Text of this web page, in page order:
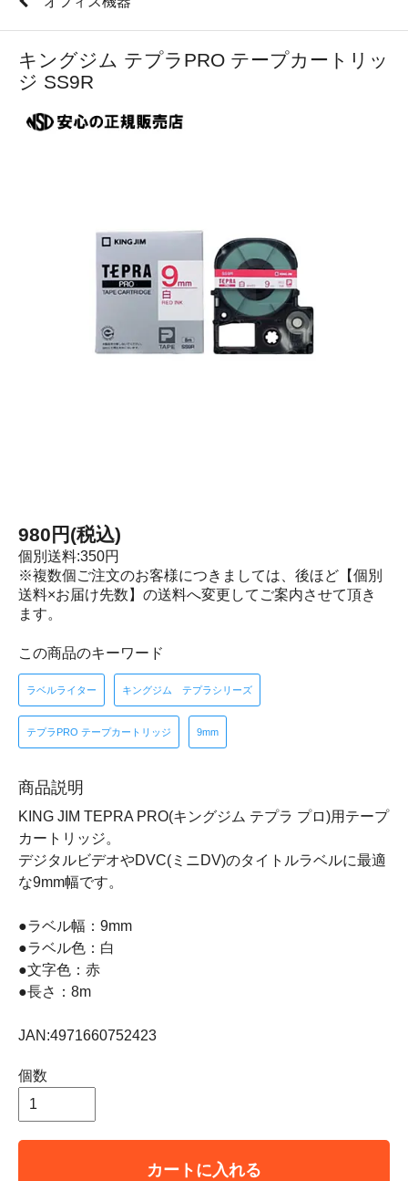
キングジム テプラPRO テープカートリッ
ジ SS9R
980円(税込)
個別送料:350円
※複数個ご注文のお客様につきましては、後ほど【個別
送料×お届け先数】の送料へ変更してご案内させて頂き
ます。
この商品のキーワード
ラベルライター キングジム テプラシリーズ
テプラPRO テープカートリッジ 9mm
商品説明
KING JIM TEPRA PRO(キングジム テプラ プロ)用テープ
カートリッジ。
デジタルビデオやDVC(ミニDV)のタイトルラベルに最適
な9mm幅です。
●ラベル幅：9mm
●ラベル色：白
●文字色：赤
●長さ：8m
JAN:4971660752423
個数
カートに入れる